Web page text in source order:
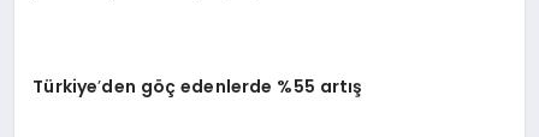
Türkiye’den göç edenlerde %55 artış